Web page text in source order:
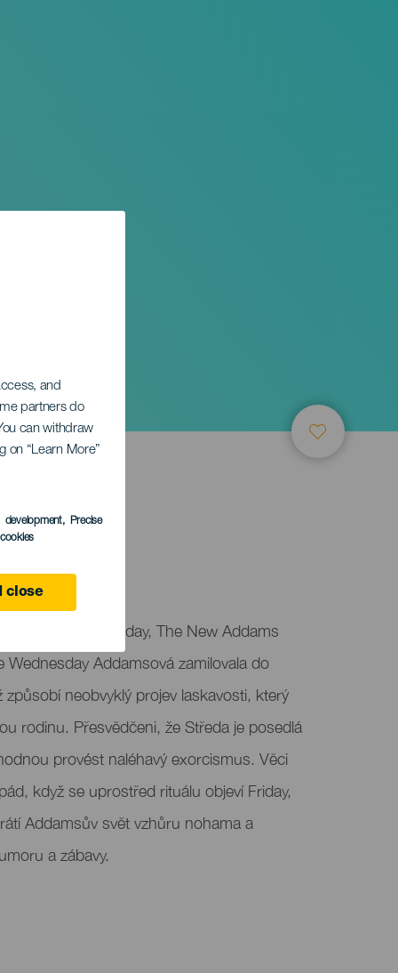
and
partners do
can withdraw
on “Learn More”
development, Precise
close
komedii Friday, The New Addams
Wednesday Addamsová zamilovala do
způsobí neobvyklý projev laskavosti, který
rodinu. Přesvědčeni, že Středa je posedlá
provést naléhavý exorcismus. Věci
když se uprostřed rituálu objeví Friday,
Addamsův svět vzhůru nohama a
a zábavy.